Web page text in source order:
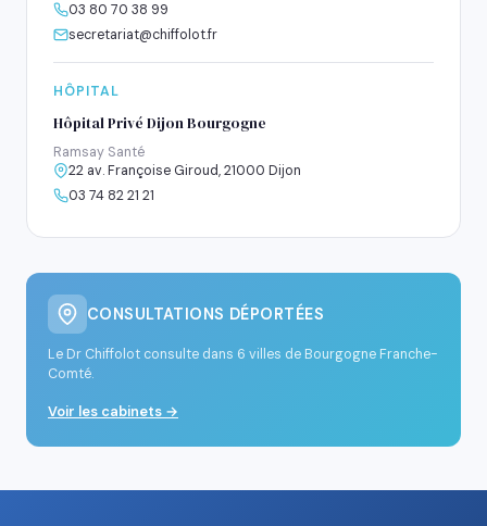
03 80 70 38 99
secretariat@chiffolot.fr
HÔPITAL
Hôpital Privé Dijon Bourgogne
Ramsay Santé
22 av. Françoise Giroud, 21000 Dijon
03 74 82 21 21
CONSULTATIONS DÉPORTÉES
Le Dr Chiffolot consulte dans 6 villes de Bourgogne Franche-
Comté.
Voir les cabinets →